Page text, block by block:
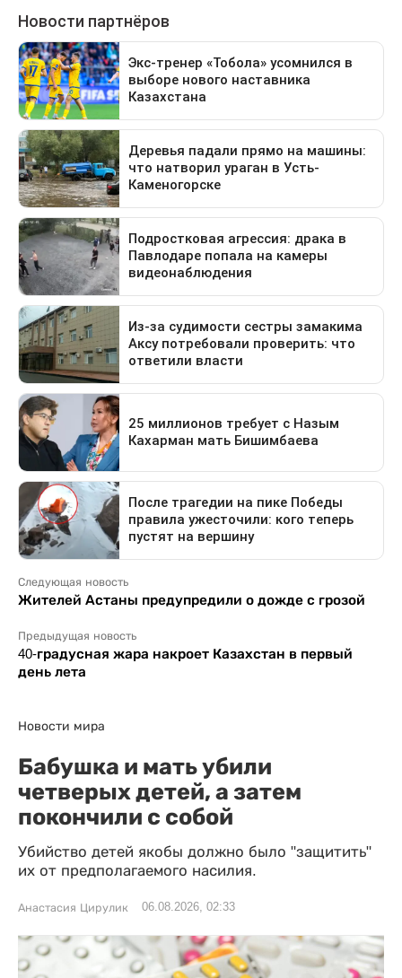
Следующая новость
Жителей Астаны предупредили о дожде с грозой
Предыдущая новость
40-градусная жара накроет Казахстан в первый
день лета
Новости мира
Бабушка и мать убили
четверых детей, а затем
покончили с собой
Убийство детей якобы должно было "защитить"
их от предполагаемого насилия.
Анастасия Цирулик 06.08.2026, 02:33